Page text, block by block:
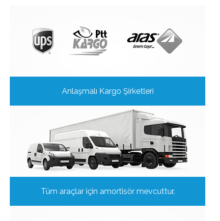
Anlaşmalı Kargo Şirketleri
Tüm araçlar için amortisör mevcuttur.